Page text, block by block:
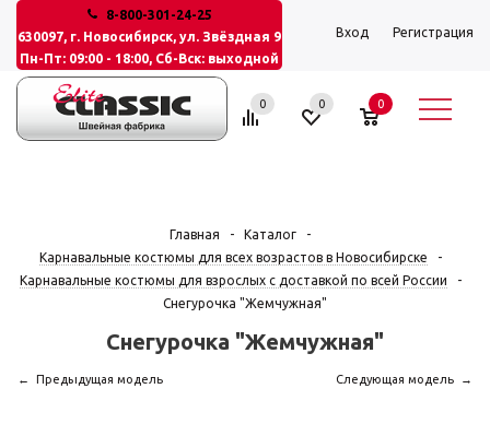
8-800-301-24-25
630097, г. Новосибирск, ул. Звёздная 9
Пн-Пт: 09:00 - 18:00, Сб-Вск: выходной
Вход Регистрация
0 0 0
Главная - Каталог
-
Карнавальные костюмы для всех возрастов в Новосибирске
-
Карнавальные костюмы для взрослых с доставкой по всей России
-
Снегурочка "Жемчужная"
Снегурочка "Жемчужная"
Предыдущая модель Следующая модель